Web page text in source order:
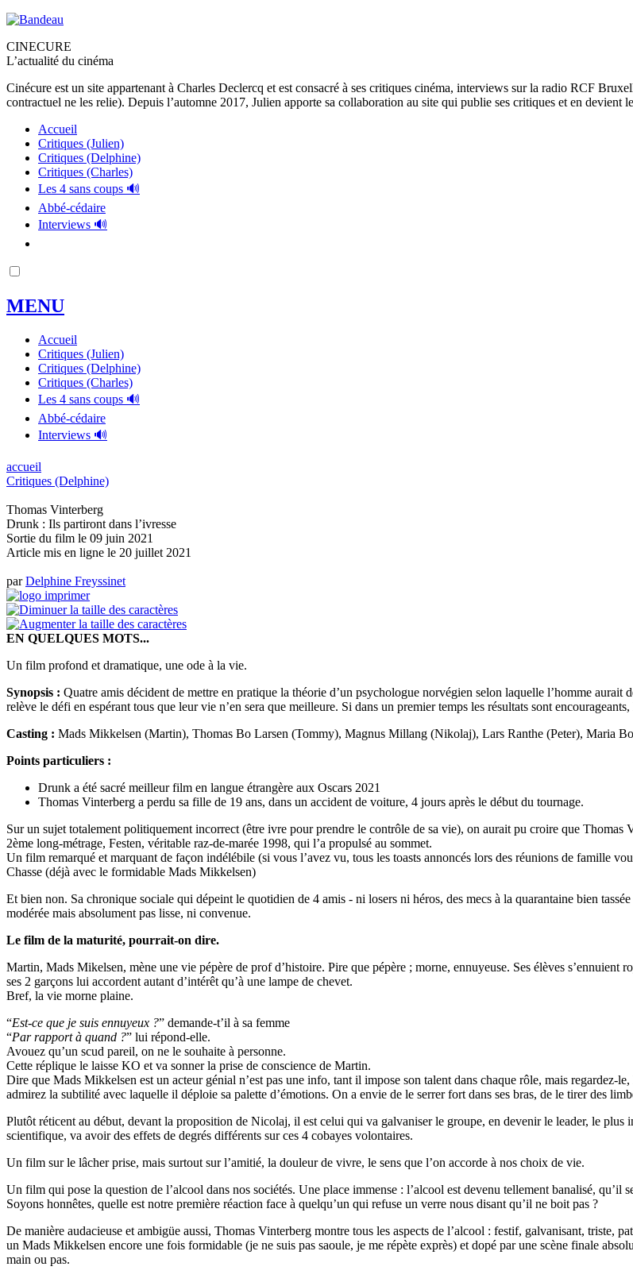
CINECURE
L’actualité du cinéma
Cinécure est un site appartenant à Charles Declercq et est consacré à ses critiques cinéma, interviews sur la radio RCF
contractuel ne les relie). Depuis l’automne 2017, Julien apporte sa collaboration au site qui publie ses critiques et en devient
Accueil
Critiques (Julien)
Critiques (Delphine)
Critiques (Charles)
Les 4 sans coups 🔊
Abbé-cédaire
Interviews 🔊
MENU
Accueil
Critiques (Julien)
Critiques (Delphine)
Critiques (Charles)
Les 4 sans coups 🔊
Abbé-cédaire
Interviews 🔊
accueil
Critiques (Delphine)
Thomas Vinterberg
Drunk : Ils partiront dans l’ivresse
Sortie du film le 09 juin 2021
Article mis en ligne le 20 juillet 2021
parDelphine Freyssinet
EN QUELQUES MOTS...
Un film profond et dramatique, une ode à la vie.
Synopsis : Quatre amis décident de mettre en pratique la théorie d’un psychologue norvégien selon laquelle l’homme
relève le défi en espérant tous que leur vie n’en sera que meilleure. Si dans un premier temps les résultats sont
Casting : Mads Mikkelsen (Martin), Thomas Bo Larsen (Tommy), Magnus Millang (Nikolaj), Lars Ranthe (Peter), Maria
Points particuliers :
Drunk a été sacré meilleur film en langue étrangère aux Oscars 2021
Thomas Vinterberg a perdu sa fille de 19 ans, dans un accident de voiture, 4 jours après le début du tournage.
Sur un sujet totalement politiquement incorrect (être ivre pour prendre le contrôle de sa vie), on aurait pu croire que
2ème long-métrage, Festen, véritable raz-de-marée 1998, qui l’a propulsé au sommet.
Un film remarqué et marquant de façon indélébile (si vous l’avez vu, tous les toasts annoncés lors des réunions de famille
Chasse (déjà avec le formidable Mads Mikkelsen)
Et bien non. Sa chronique sociale qui dépeint le quotidien de 4 amis - ni losers ni héros, des mecs à la quarantaine bien
modérée mais absolument pas lisse, ni convenue.
Le film de la maturité, pourrait-on dire.
Martin, Mads Mikelsen, mène une vie pépère de prof d’histoire. Pire que pépère ; morne, ennuyeuse. Ses élèves
ses 2 garçons lui accordent autant d’intérêt qu’à une lampe de chevet.
Bref, la vie morne plaine.
“Est-ce que je suis ennuyeux ?” demande-t’il à sa femme
“Par rapport à quand ?” lui répond-elle.
Avouez qu’un scud pareil, on ne le souhaite à personne.
Cette réplique le laisse KO et va sonner la prise de conscience de Martin.
Dire que Mads Mikkelsen est un acteur génial n’est pas une info, tant il impose son talent dans chaque rôle, mais regardez-
admirez la subtilité avec laquelle il déploie sa palette d’émotions. On a envie de le serrer fort dans ses bras, de le tirer des
Plutôt réticent au début, devant la proposition de Nicolaj, il est celui qui va galvaniser le groupe, en devenir le leader, le
scientifique, va avoir des effets de degrés différents sur ces 4 cobayes volontaires.
Un film sur le lâcher prise, mais surtout sur l’amitié, la douleur de vivre, le sens que l’on accorde à nos choix de vie.
Un film qui pose la question de l’alcool dans nos sociétés. Une place immense : l’alcool est devenu tellement banalisé, qu’il
Soyons honnêtes, quelle est notre première réaction face à quelqu’un qui refuse un verre nous disant qu’il ne boit pas ?
De manière audacieuse et ambigüe aussi, Thomas Vinterberg montre tous les aspects de l’alcool : festif, galvanisant, triste,
un Mads Mikkelsen encore une fois formidable (je ne suis pas saoule, je me répète exprès) et dopé par une scène finale
main ou pas.